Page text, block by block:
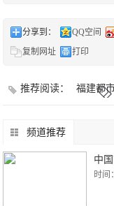
分享到： QQ空间
复制网址
打印
推荐阅读： 福建都
频道推荐
中
时间